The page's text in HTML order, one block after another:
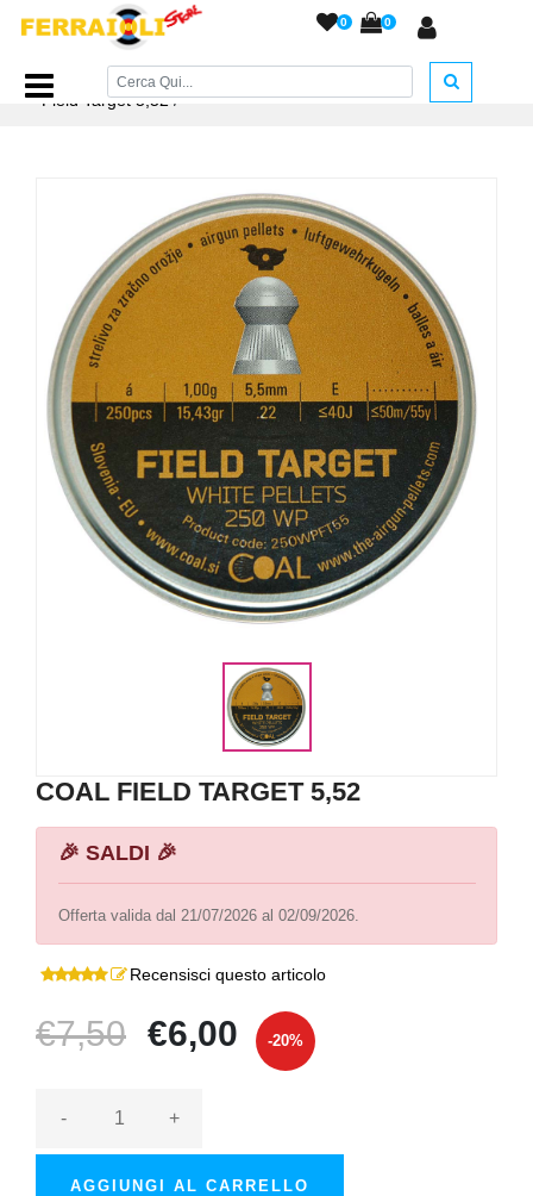
0 0
Home Page/PIOMBINI/Piombini COAL - ELKO/
Coal
Field Target 5,52/
COAL FIELD TARGET 5,52
🎉 SALDI 🎉
Offerta valida dal 21/07/2026 al 02/09/2026.
Recensisci questo articolo
€7,50 €6,00 -20%
- +
AGGIUNGI AL CARRELLO